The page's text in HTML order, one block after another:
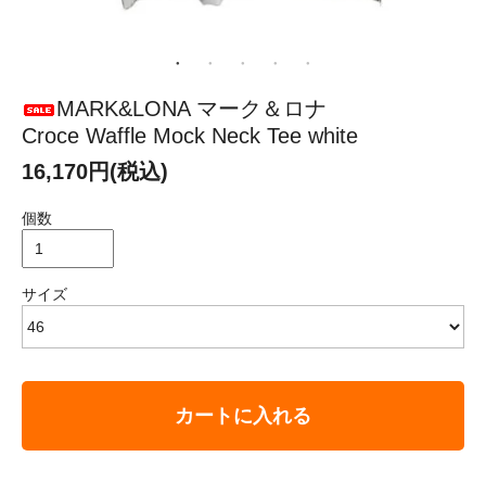
MARK&LONA マーク＆ロナ
Croce Waffle Mock Neck Tee white
16,170円(税込)
個数
サイズ
カートに入れる